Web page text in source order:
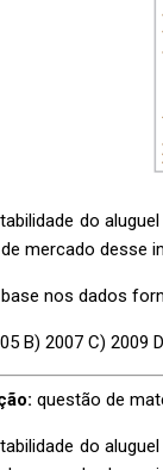
do
mercado desse
nos dados
B) 2007 C) 2009
questão de
do